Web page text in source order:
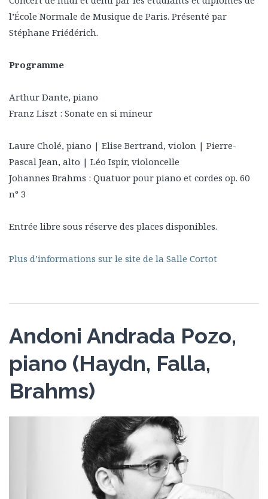
l’École Normale de Musique de Paris. Présenté par
Stéphane Friédérich.
Programme
Arthur Dante, piano
Franz Liszt : Sonate en si mineur
Laure Cholé, piano | Elise Bertrand, violon | Pierre-
Pascal Jean, alto | Léo Ispir, violoncelle
Johannes Brahms : Quatuor pour piano et cordes op. 60
n° 3
Entrée libre sous réserve des places disponibles.
Plus d’informations sur le site de la Salle Cortot
Andoni Andrada Pozo,
piano (Haydn, Falla,
Brahms)